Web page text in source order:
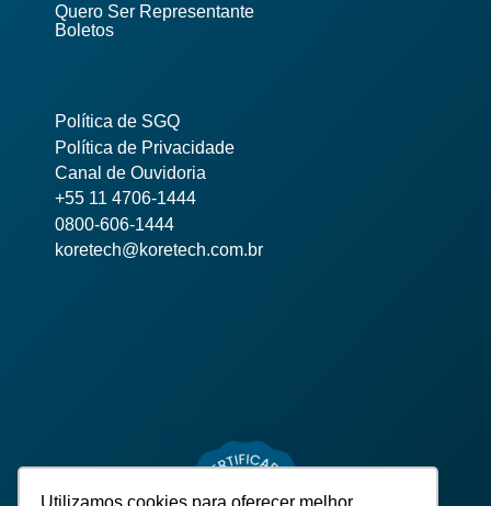
Quero Ser Representante
Boletos
Política de SGQ
Política de Privacidade
Canal de Ouvidoria
+55 11 4706-1444
0800-606-1444
koretech@koretech.com.br